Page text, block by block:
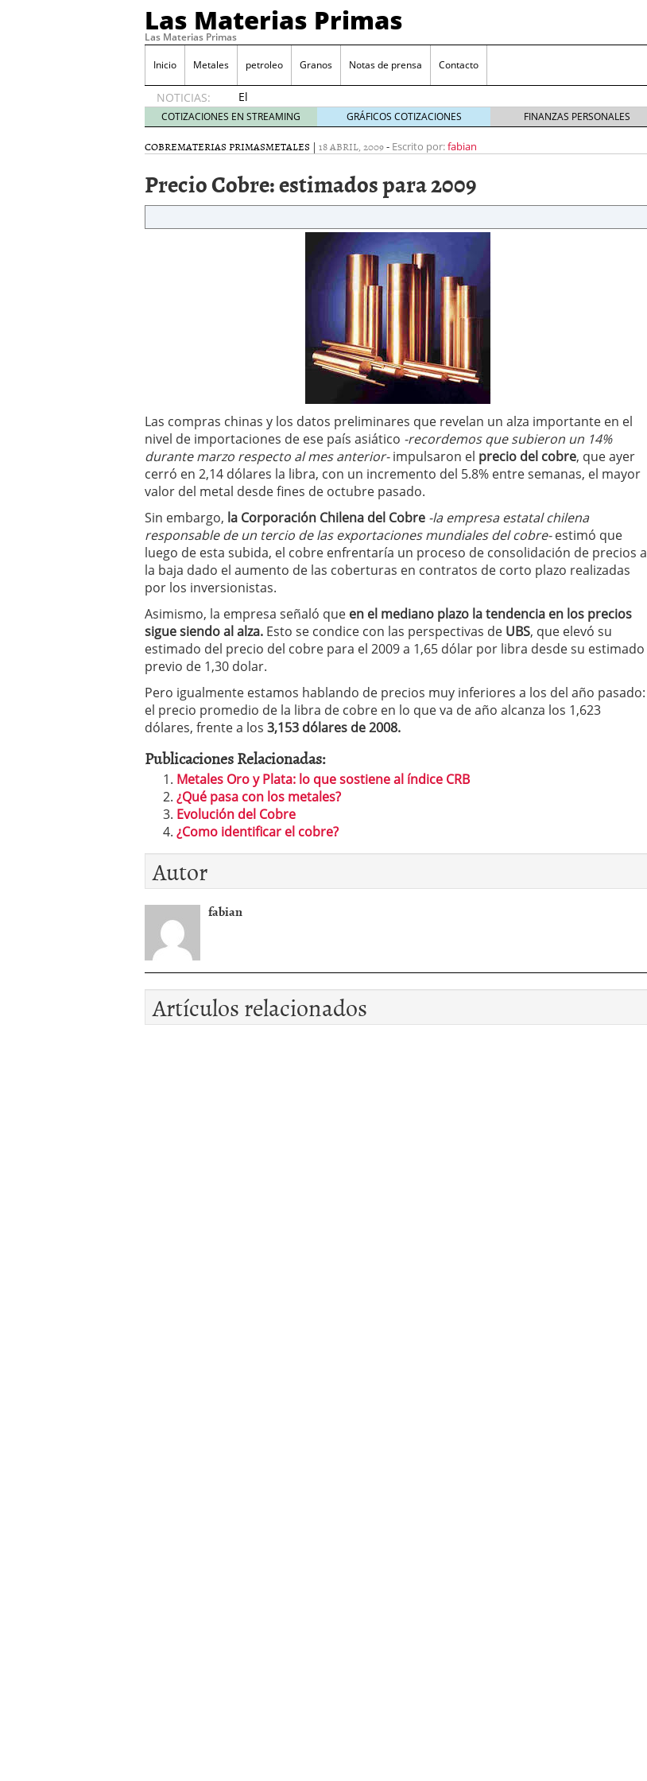
Las Materias Primas
Las Materias Primas
Inicio Metales petroleo Granos Notas de prensa Contacto
NOTICIAS:
El
Ecosistema
Kuailian,
acercando
tecnología
blockchain
a todo el
Presentación de Silk Road Coin por LGR Global
20 marzo 2020
WorldMarkets sigue con el éxito de su trading de Inteligencia Artificial
LocalAgro – Plataforma basada en blockchain para los negocios del sector
MYTVCHAIN Primera plataforma de web tv del mundo dedicada a clubs
deportivos y atletas desarrollada a través de tecnología Blockchain
COTIZACIONES EN STREAMING GRÁFICOS COTIZACIONES FINANZAS PERSONALES
COBREMATERIAS PRIMASMETALES | 18 ABRIL, 2009- Escrito por:fabian
Precio Cobre: estimados para 2009
Las compras chinas y los datos preliminares que revelan un alza importante en el
nivel de importaciones de ese país asiático -recordemos que subieron un 14%
durante marzo respecto al mes anterior-impulsaron el precio del cobre, que ayer
cerró en 2,14 dólares la libra, con un incremento del 5.8% entre semanas, el mayor
valor del metal desde fines de octubre pasado.
Sin embargo, la Corporación Chilena del Cobre -la empresa estatal chilena
responsable de un tercio de las exportaciones mundiales del cobre- estimó que
luego de esta subida, el cobre enfrentaría un proceso de consolidación de precios a
la baja dado el aumento de las coberturas en contratos de corto plazo realizadas
por los inversionistas.
Asimismo, la empresa señaló que en el mediano plazo la tendencia en los precios
sigue siendo al alza. Esto se condice con las perspectivas de UBS, que elevó su
estimado del precio del cobre para el 2009 a 1,65 dólar por libra desde su estimado
previo de 1,30 dolar.
Pero igualmente estamos hablando de precios muy inferiores a los del año pasado:
el precio promedio de la libra de cobre en lo que va de año alcanza los 1,623
dólares, frente a los 3,153 dólares de 2008.
Publicaciones Relacionadas:
Metales Oro y Plata: lo que sostiene al índice CRB
¿Qué pasa con los metales?
Evolución del Cobre
¿Como identificar el cobre?
Autor
fabian
Artículos relacionados